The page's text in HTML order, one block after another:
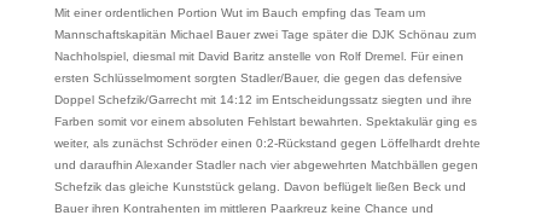
Mit einer ordentlichen Portion Wut im Bauch empfing das Team um
Mannschaftskapitän Michael Bauer zwei Tage später die DJK Schönau zum
Nachholspiel, diesmal mit David Baritz anstelle von Rolf Dremel. Für einen
ersten Schlüsselmoment sorgten Stadler/Bauer, die gegen das defensive
Doppel Schefzik/Garrecht mit 14:12 im Entscheidungssatz siegten und ihre
Farben somit vor einem absoluten Fehlstart bewahrten. Spektakulär ging es
weiter, als zunächst Schröder einen 0:2-Rückstand gegen Löffelhardt drehte
und daraufhin Alexander Stadler nach vier abgewehrten Matchbällen gegen
Schefzik das gleiche Kunststück gelang. Davon beflügelt ließen Beck und
Bauer ihren Kontrahenten im mittleren Paarkreuz keine Chance und